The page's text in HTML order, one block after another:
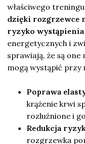
właściwego
dzięki rozgrzewce
ryzyko
energetycznych i
sprawiają, że są
mogą wystąpić przy
Poprawa
krążenie krwi
rozluźnione i
Redukcja
rozgrzewka